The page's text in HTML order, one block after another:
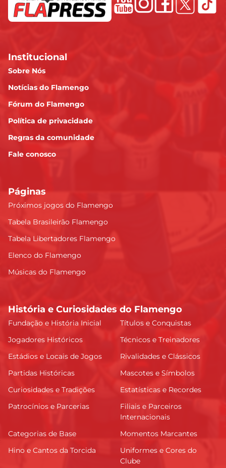
Institucional
Sobre Nós
Notícias do Flamengo
Fórum do Flamengo
Política de privacidade
Regras da comunidade
Fale conosco
Páginas
Próximos jogos do Flamengo
Tabela Brasileirão Flamengo
Tabela Libertadores Flamengo
Elenco do Flamengo
Músicas do Flamengo
História e Curiosidades do Flamengo
Fundação e História Inicial
Títulos e Conquistas
Jogadores Históricos
Técnicos e Treinadores
Estádios e Locais de Jogos
Rivalidades e Clássicos
Partidas Históricas
Mascotes e Símbolos
Curiosidades e Tradições
Estatísticas e Recordes
Patrocínios e Parcerias
Filiais e Parceiros
Internacionais
Categorias de Base
Momentos Marcantes
Hino e Cantos da Torcida
Uniformes e Cores do
Clube